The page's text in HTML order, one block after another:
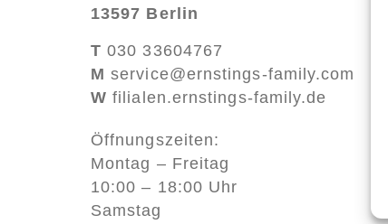
13597 Berlin
T030 33604767
M service@ernstings-family.com
W filialen.ernstings-family.de
Öffnungszeiten:
Montag – Freitag
10:00 – 18:00 Uhr
Samstag